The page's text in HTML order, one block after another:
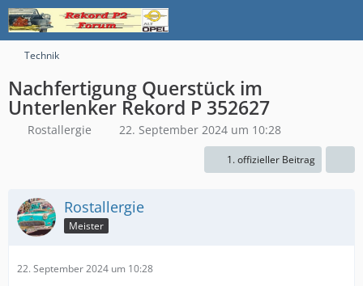
Technik
Nachfertigung Querstück im
Unterlenker Rekord P 352627
Rostallergie 22. September 2024 um 10:28
1. offizieller Beitrag
Rostallergie
Meister
22. September 2024 um 10:28